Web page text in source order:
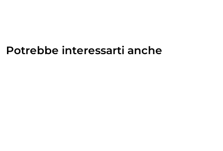
Potrebbe interessarti anche